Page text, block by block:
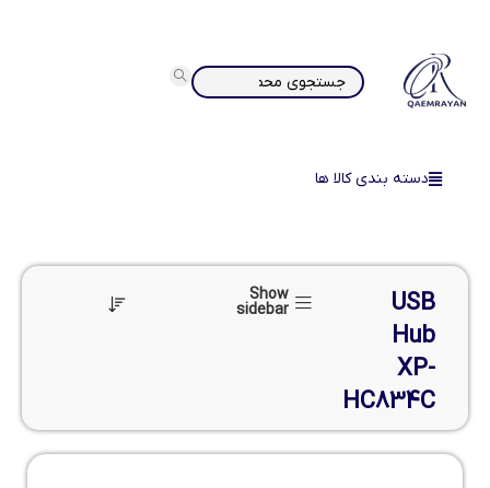
دسته بندی کالا ها
USB
Hub
XP-
HC834C
Show
sidebar